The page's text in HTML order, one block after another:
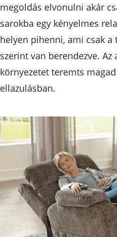
megoldás elvonulni akár
sarokba egy kényelmes
helyen pihenni, ami csak a
szerint van berendezve.
környezetet teremts
ellazulásban.